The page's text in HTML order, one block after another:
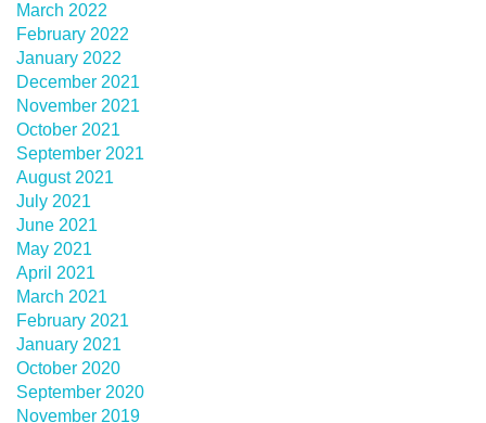
March 2022
February 2022
January 2022
December 2021
November 2021
October 2021
September 2021
August 2021
July 2021
June 2021
May 2021
April 2021
March 2021
February 2021
January 2021
October 2020
September 2020
November 2019